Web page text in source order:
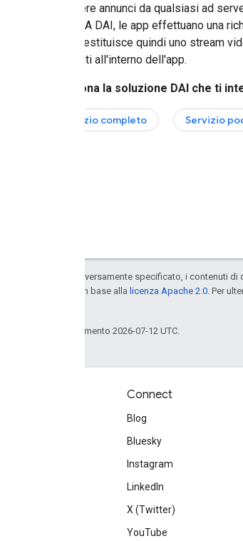
richiedere annunci da qualsiasi ad
SDK IMA DAI, le app effettuano una
L'SDK restituisce quindi uno stream
contenuti all'interno dell'app.
Seleziona la soluzione DAI che ti
Servizio completo Servizio
Salvo quando diversamente specificato, i contenuti
sono concessi in base alla licenza Apache 2.0 . Per
Ultimo aggiornamento 2026-07-12 UTC.
Connect
Blog
Bluesky
Instagram
LinkedIn
X (Twitter)
YouTube